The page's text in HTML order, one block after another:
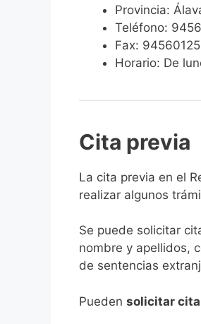
Provincia:
Teléfono:
Fax:
Horario: De
Cita previa
​​​​​​​​​​​​​​​​​​​​​​​​​​​​La cita previa en el
realizar algunos
Se puede solicitar
nombre y apellidos,
de sentencias
​Pueden solicitar